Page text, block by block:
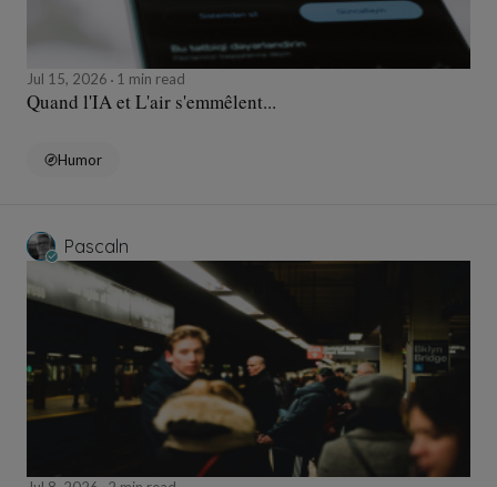
Jul 15, 2026 1 min read
Quand l'IA et L'air s'emmêlent...
Humor
Pascaln